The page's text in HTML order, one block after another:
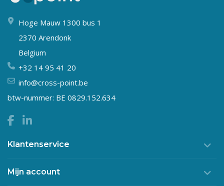
Hoge Mauw 1300 bus 1
2370 Arendonk
Belgium
+32 14 95 41 20
info@cross-point.be
btw-nummer: BE 0829.152.634
Klantenservice
Mijn account